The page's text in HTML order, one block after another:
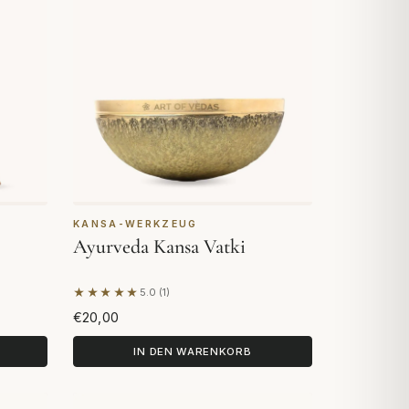
KANSA-WERKZEUG
Ayurveda Kansa Vatki
★★★★★ 5.0 (1)
Basierend auf 1 Bewertung
€20,00
IN DEN WARENKORB